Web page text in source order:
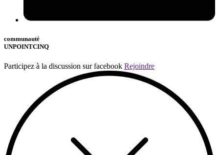
communauté
UNPOINTCINQ
Participez à la discussion sur facebook Rejoindre